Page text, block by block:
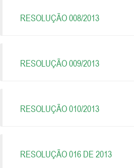
RESOLUÇÃO 008/2013
RESOLUÇÃO 009/2013
RESOLUÇÃO 010/2013
RESOLUÇÃO 016 DE 2013